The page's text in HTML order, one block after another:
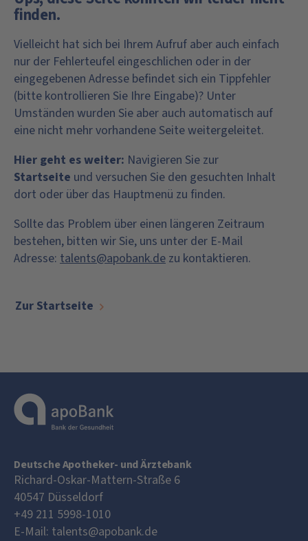
finden.
Vielleicht hat sich bei Ihrem Aufruf aber auch einfach
nur der Fehlerteufel eingeschlichen oder in der
eingegebenen Adresse befindet sich ein Tippfehler
(bitte kontrollieren Sie Ihre Eingabe)? Unter
Umständen wurden Sie aber auch automatisch auf
eine nicht mehr vorhandene Seite weitergeleitet.
Hier geht es weiter: Navigieren Sie zur
Startseite und versuchen Sie den gesuchten Inhalt
dort oder über das Hauptmenü zu finden.
Sollte das Problem über einen längeren Zeitraum
bestehen, bitten wir Sie, uns unter der E-Mail
Adresse: talents@apobank.de zu kontaktieren.
Zur Startseite
Deutsche Apotheker- und Ärztebank
Richard-Oskar-Mattern-Straße 6
40547 Düsseldorf
+49 211 5998-1010
E-Mail: talents@apobank.de